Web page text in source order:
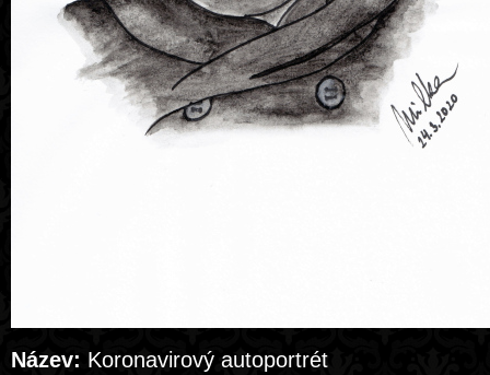
Název: Koronavirový autoportrét